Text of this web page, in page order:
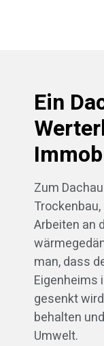
Ein
Zum
Arbeiten an
man, dass
Eigenheims
gesenkt
behalten
Umwelt.